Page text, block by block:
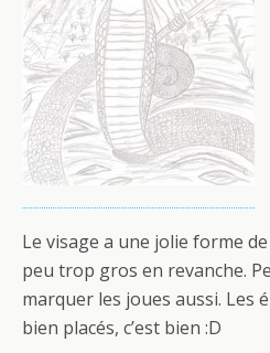
Le visage a une jolie forme
peu trop gros en revanche.
marquer les joues aussi. Les
bien placés, c’est bien :D